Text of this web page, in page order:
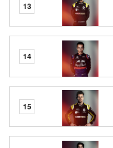
13
14
15